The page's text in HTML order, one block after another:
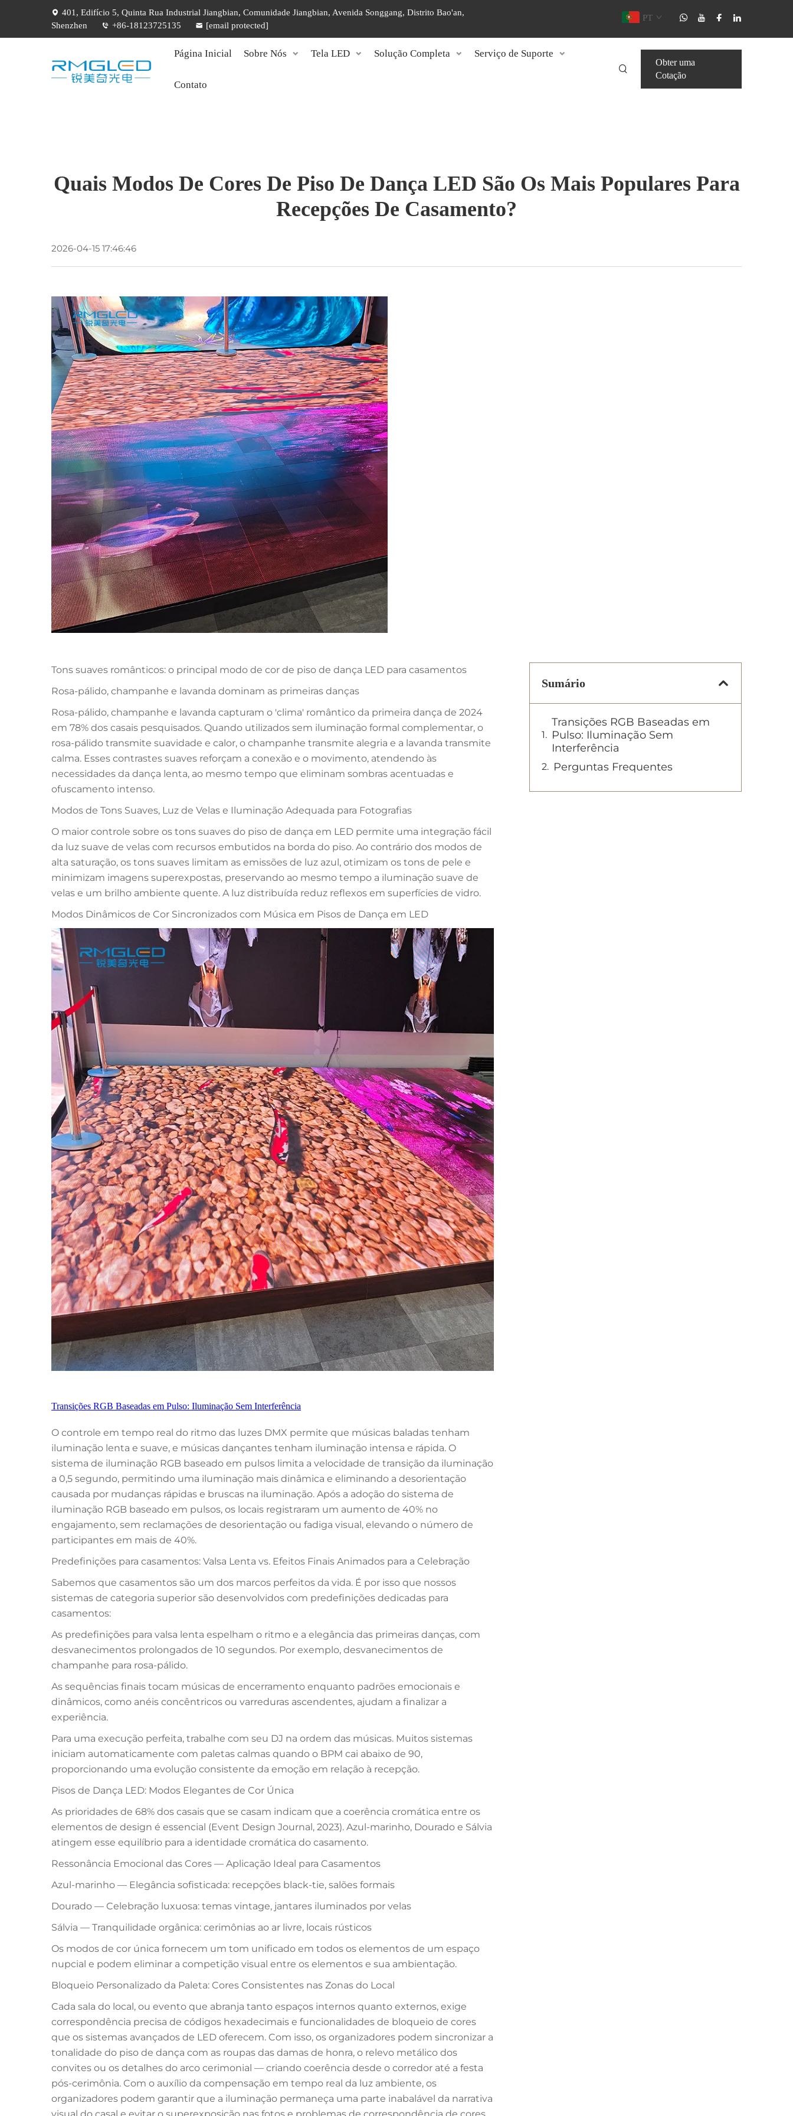
401, Edifício 5, Quinta Rua Industrial Jiangbian, Comunidade Jiangbian, Avenida Songgang, Distrito Bao'an,
Shenzhen
+86-18123725135 [email protected]
PT
Página Inicial Sobre Nós Tela LED Solução Completa Serviço de Suporte
Contato
Obter uma
Cotação
Quais Modos De Cores De Piso De Dança LED São Os Mais Populares Para
Recepções De Casamento?
2026-04-15 17:46:46
Tons suaves românticos: o principal modo de cor de piso de dança LED para casamentos
Rosa-pálido, champanhe e lavanda dominam as primeiras danças
Rosa-pálido, champanhe e lavanda capturam o 'clima' romântico da primeira dança de 2024
em 78% dos casais pesquisados. Quando utilizados sem iluminação formal complementar, o
rosa-pálido transmite suavidade e calor, o champanhe transmite alegria e a lavanda transmite
calma. Esses contrastes suaves reforçam a conexão e o movimento, atendendo às
necessidades da dança lenta, ao mesmo tempo que eliminam sombras acentuadas e
ofuscamento intenso.
Modos de Tons Suaves, Luz de Velas e Iluminação Adequada para Fotografias
O maior controle sobre os tons suaves do piso de dança em LED permite uma integração fácil
da luz suave de velas com recursos embutidos na borda do piso. Ao contrário dos modos de
alta saturação, os tons suaves limitam as emissões de luz azul, otimizam os tons de pele e
minimizam imagens superexpostas, preservando ao mesmo tempo a iluminação suave de
velas e um brilho ambiente quente. A luz distribuída reduz reflexos em superfícies de vidro.
Modos Dinâmicos de Cor Sincronizados com Música em Pisos de Dança em LED
Transições RGB Baseadas em Pulso: Iluminação Sem Interferência
O controle em tempo real do ritmo das luzes DMX permite que músicas baladas tenham
iluminação lenta e suave, e músicas dançantes tenham iluminação intensa e rápida. O
sistema de iluminação RGB baseado em pulsos limita a velocidade de transição da iluminação
a 0,5 segundo, permitindo uma iluminação mais dinâmica e eliminando a desorientação
causada por mudanças rápidas e bruscas na iluminação. Após a adoção do sistema de
iluminação RGB baseado em pulsos, os locais registraram um aumento de 40% no
engajamento, sem reclamações de desorientação ou fadiga visual, elevando o número de
participantes em mais de 40%.
Predefinições para casamentos: Valsa Lenta vs. Efeitos Finais Animados para a Celebração
Sabemos que casamentos são um dos marcos perfeitos da vida. É por isso que nossos
sistemas de categoria superior são desenvolvidos com predefinições dedicadas para
casamentos:
As predefinições para valsa lenta espelham o ritmo e a elegância das primeiras danças, com
desvanecimentos prolongados de 10 segundos. Por exemplo, desvanecimentos de
champanhe para rosa-pálido.
As sequências finais tocam músicas de encerramento enquanto padrões emocionais e
dinâmicos, como anéis concêntricos ou varreduras ascendentes, ajudam a finalizar a
experiência.
Para uma execução perfeita, trabalhe com seu DJ na ordem das músicas. Muitos sistemas
iniciam automaticamente com paletas calmas quando o BPM cai abaixo de 90,
proporcionando uma evolução consistente da emoção em relação à recepção.
Pisos de Dança LED: Modos Elegantes de Cor Única
As prioridades de 68% dos casais que se casam indicam que a coerência cromática entre os
elementos de design é essencial (Event Design Journal, 2023). Azul-marinho, Dourado e Sálvia
atingem esse equilíbrio para a identidade cromática do casamento.
Ressonância Emocional das Cores — Aplicação Ideal para Casamentos
Azul-marinho — Elegância sofisticada: recepções black-tie, salões formais
Dourado — Celebração luxuosa: temas vintage, jantares iluminados por velas
Sálvia — Tranquilidade orgânica: cerimônias ao ar livre, locais rústicos
Os modos de cor única fornecem um tom unificado em todos os elementos de um espaço
nupcial e podem eliminar a competição visual entre os elementos e sua ambientação.
Bloqueio Personalizado da Paleta: Cores Consistentes nas Zonas do Local
Cada sala do local, ou evento que abranja tanto espaços internos quanto externos, exige
correspondência precisa de códigos hexadecimais e funcionalidades de bloqueio de cores
que os sistemas avançados de LED oferecem. Com isso, os organizadores podem sincronizar a
tonalidade do piso de dança com as roupas das damas de honra, o relevo metálico dos
convites ou os detalhes do arco cerimonial — criando coerência desde o corredor até a festa
pós-cerimônia. Com o auxílio da compensação em tempo real da luz ambiente, os
organizadores podem garantir que a iluminação permaneça uma parte inabalável da narrativa
Sumário
Transições RGB Baseadas em
Pulso: Iluminação Sem
Interferência
Perguntas Frequentes